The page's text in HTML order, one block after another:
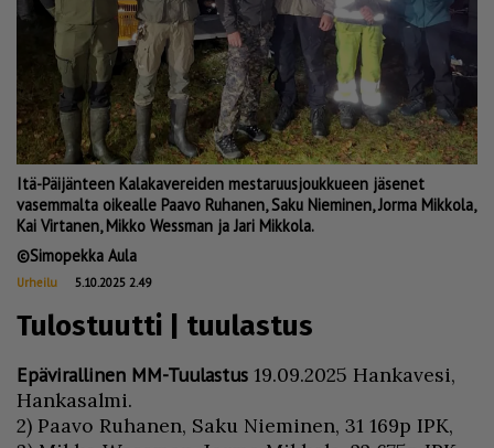
Itä-Päijänteen Kalakavereiden mestaruusjoukkueen jäsenet
vasemmalta oikealle Paavo Ruhanen, Saku Nieminen, Jorma Mikkola,
Kai Virtanen, Mikko Wessman ja Jari Mikkola.
Simopekka Aula
Urheilu 5.10.2025 2.49
Tulostuutti | tuulastus
Epä­vi­ral­li­nen MM-Tuu­las­tus 19.09.2025 Han­ka­ve­si,
Han­ka­sal­mi.
2) Paa­vo Ru­ha­nen, Saku Nie­mi­nen, 31 169p IPK,